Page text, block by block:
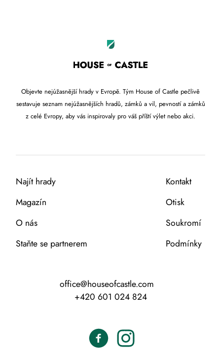
Objevte nejúžasnější hrady v Evropě. Tým House of Castle pečlivě
sestavuje seznam nejúžasnějších hradů, zámků a vil, pevností a zámků
z celé Evropy, aby vás inspirovaly pro váš příští výlet nebo akci.
Najít hrady
Magazín
O nás
Staňte se partnerem
Kontakt
Otisk
Soukromí
Podmínky
office@houseofcastle.com
+420 601 024 824